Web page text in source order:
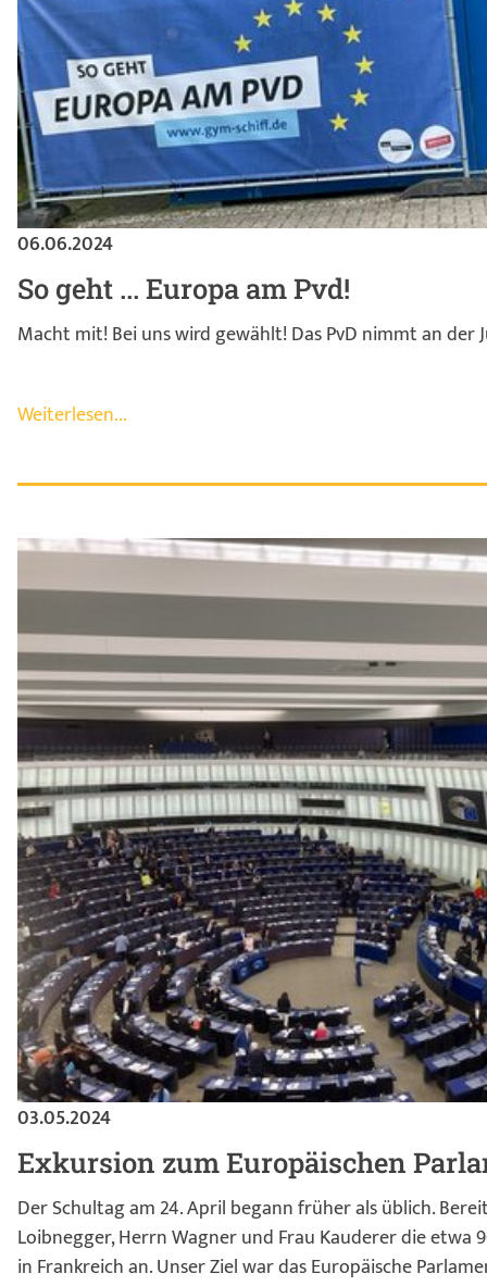
06.06.2024
So geht ... Europa am Pvd!
Macht mit! Bei uns wird gewählt! Das PvD nimmt an der
Weiterlesen...
03.05.2024
Exkursion zum Europäischen
Der Schultag am 24. April begann früher als üblich.
Loibnegger, Herrn Wagner und Frau Kauderer die etwa
in Frankreich an. Unser Ziel war das Europäische